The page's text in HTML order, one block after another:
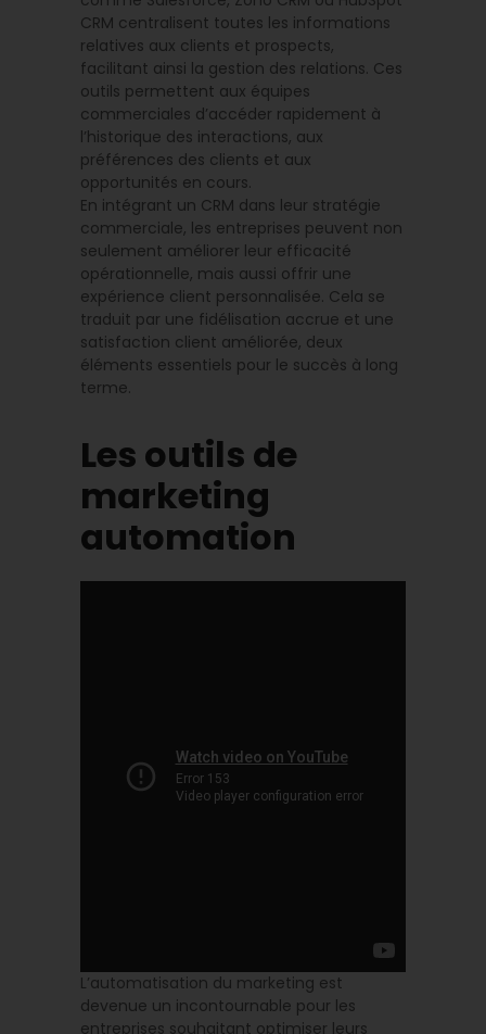
CRM centralisent toutes les informations
relatives aux clients et prospects,
facilitant ainsi la gestion des relations. Ces
outils permettent aux équipes
commerciales d’accéder rapidement à
l’historique des interactions, aux
préférences des clients et aux
opportunités en cours.
En intégrant un CRM dans leur stratégie
commerciale, les entreprises peuvent non
seulement améliorer leur efficacité
opérationnelle, mais aussi offrir une
expérience client personnalisée. Cela se
traduit par une fidélisation accrue et une
satisfaction client améliorée, deux
éléments essentiels pour le succès à long
terme.
Les outils de
marketing
automation
L’automatisation du marketing est
devenue un incontournable pour les
entreprises souhaitant optimiser leurs